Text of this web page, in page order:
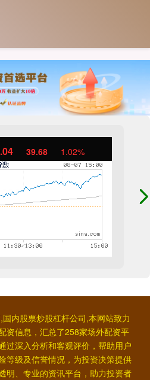
39.68 1.02%
内股票炒股杠杆公司,本网站致力
资信息，汇总了258家场外配资平
过深入分析和客观评价，帮助用户
等级及信誉情况，为投资决策提供
明、专业的资讯平台，助力投资者